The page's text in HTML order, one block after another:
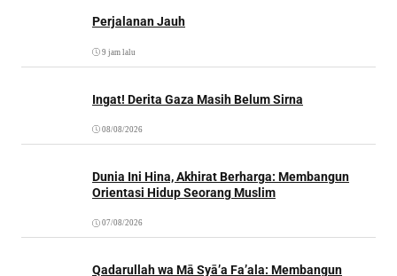
Perjalanan Jauh
9 jam lalu
Ingat! Derita Gaza Masih Belum Sirna
08/08/2026
Dunia Ini Hina, Akhirat Berharga: Membangun
Orientasi Hidup Seorang Muslim
07/08/2026
Qadarullah wa Mā Syā’a Fa’ala: Membangun